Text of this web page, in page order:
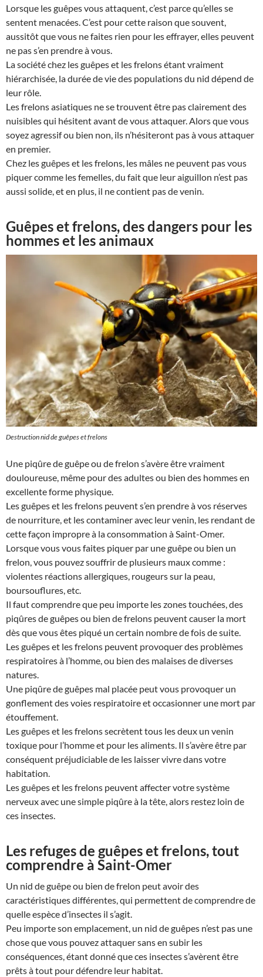
Lorsque les guêpes vous attaquent, c’est parce qu’elles se
sentent menacées. C’est pour cette raison que souvent,
aussitôt que vous ne faites rien pour les effrayer, elles peuvent
ne pas s’en prendre à vous.
La société chez les guêpes et les frelons étant vraiment
hiérarchisée, la durée de vie des populations du nid dépend de
leur rôle.
Les frelons asiatiques ne se trouvent être pas clairement des
nuisibles qui hésitent avant de vous attaquer. Alors que vous
soyez agressif ou bien non, ils n’hésiteront pas à vous attaquer
en premier.
Chez les guêpes et les frelons, les mâles ne peuvent pas vous
piquer comme les femelles, du fait que leur aiguillon n’est pas
aussi solide, et en plus, il ne contient pas de venin.
Guêpes et frelons, des dangers pour les
hommes et les animaux
Destruction nid de guêpes et frelons
Une piqûre de guêpe ou de frelon s’avère être vraiment
douloureuse, même pour des adultes ou bien des hommes en
excellente forme physique.
Les guêpes et les frelons peuvent s’en prendre à vos réserves
de nourriture, et les contaminer avec leur venin, les rendant de
cette façon impropre à la consommation à Saint-Omer.
Lorsque vous vous faites piquer par une guêpe ou bien un
frelon, vous pouvez souffrir de plusieurs maux comme :
violentes réactions allergiques, rougeurs sur la peau,
boursouflures, etc.
Il faut comprendre que peu importe les zones touchées, des
piqûres de guêpes ou bien de frelons peuvent causer la mort
dès que vous êtes piqué un certain nombre de fois de suite.
Les guêpes et les frelons peuvent provoquer des problèmes
respiratoires à l’homme, ou bien des malaises de diverses
natures.
Une piqûre de guêpes mal placée peut vous provoquer un
gonflement des voies respiratoire et occasionner une mort par
étouffement.
Les guêpes et les frelons secrètent tous les deux un venin
toxique pour l’homme et pour les aliments. Il s’avère être par
conséquent préjudiciable de les laisser vivre dans votre
habitation.
Les guêpes et les frelons peuvent affecter votre système
nerveux avec une simple piqûre à la tête, alors restez loin de
ces insectes.
Les refuges de guêpes et frelons, tout
comprendre à Saint-Omer
Un nid de guêpe ou bien de frelon peut avoir des
caractéristiques différentes, qui permettent de comprendre de
quelle espèce d’insectes il s’agit.
Peu importe son emplacement, un nid de guêpes n’est pas une
chose que vous pouvez attaquer sans en subir les
conséquences, étant donné que ces insectes s’avèrent être
prêts à tout pour défendre leur habitat.